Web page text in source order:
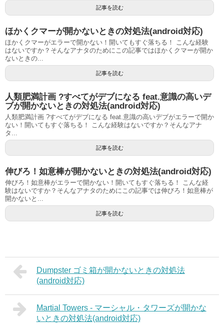
記事を読む
ほかくクマーが開かないときの対処法(android対応)
ほかくクマーがエラーで開かない！開いてもすぐ落ちる！ こんな経験
はないですか？そんなアナタのためにこの記事ではほかくクマーが開か
ないときの...
記事を読む
人類肥満計画 ?すべてがデブになる feat.意識の高いデ
ブが開かないときの対処法(android対応)
人類肥満計画 ?すべてがデブになる feat.意識の高いデブがエラーで開か
ない！開いてもすぐ落ちる！ こんな経験はないですか？そんなアナ
タ...
記事を読む
伸びろ！如意棒が開かないときの対処法(android対応)
伸びろ！如意棒がエラーで開かない！開いてもすぐ落ちる！ こんな経
験はないですか？そんなアナタのためにこの記事では伸びろ！如意棒が
開かないと...
記事を読む
Dumpster ゴミ箱が開かないときの対処法
(android対応)
Martial Towers - マーシャル・タワーズが開かな
いときの対処法(android対応)